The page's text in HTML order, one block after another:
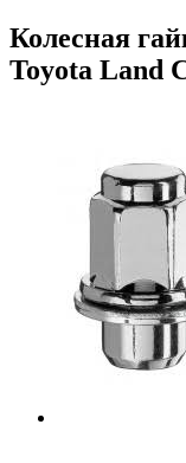
Колесная
Toyota Land